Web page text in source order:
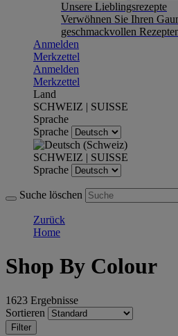
Unsere Lieblingsrezepte
Verwöhnen Sie Ihren
geschmackvollen
Anmelden
Merkzettel
Anmelden
Merkzettel
Land
SCHWEIZ | SUISSE
Sprache
Sprache
SCHWEIZ | SUISSE
Sprache
Suche löschen
Zurück
Home
Shop By Colour
1623 Ergebnisse
Sortieren
Filter